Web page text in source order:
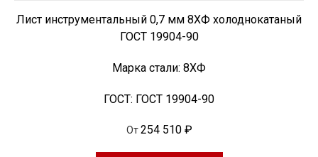
Лист инструментальный 0,7 мм 8ХФ холоднокатаный
ГОСТ 19904-90
Марка стали: 8ХФ
ГОСТ: ГОСТ 19904-90
От 254 510 ₽